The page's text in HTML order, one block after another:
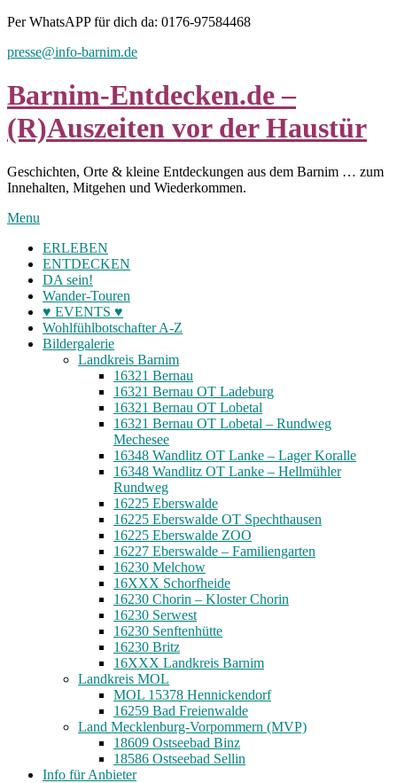
Skip
content
Per WhatsAPP für dich da: 0176-97584468
presse@info-barnim.de
Barnim-Entdecken.de –
(R)Auszeiten vor der Haustür
Geschichten, Orte & kleine Entdeckungen aus dem Barnim … zum
Innehalten, Mitgehen und Wiederkommen.
Menu
ERLEBEN
ENTDECKEN
DA sein!
Wander-Touren
♥ EVENTS ♥
Wohlfühlbotschafter A-Z
Bildergalerie
Landkreis Barnim
16321 Bernau
16321 Bernau OT Ladeburg
16321 Bernau OT Lobetal
16321 Bernau OT Lobetal – Rundweg
Mechesee
16348 Wandlitz OT Lanke – Lager Koralle
16348 Wandlitz OT Lanke – Hellmühler
Rundweg
16225 Eberswalde
16225 Eberswalde OT Spechthausen
16225 Eberswalde ZOO
16227 Eberswalde – Familiengarten
16230 Melchow
16XXX Schorfheide
16230 Chorin – Kloster Chorin
16230 Serwest
16230 Senftenhütte
16230 Britz
16XXX Landkreis Barnim
Landkreis MOL
MOL 15378 Hennickendorf
16259 Bad Freienwalde
Land Mecklenburg-Vorpommern (MVP)
18609 Ostseebad Binz
18586 Ostseebad Sellin
Info für Anbieter